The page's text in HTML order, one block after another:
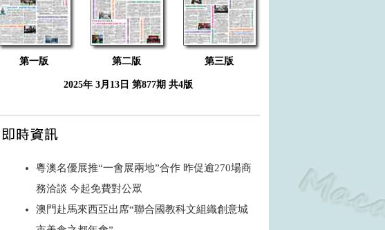
第一版 第二版 第三版
2025年 3月13日 第877期 共4版
粵澳名優展推“一會展兩地”合作 昨促逾270場商
務洽談 今起免費對公眾
澳門赴馬來西亞出席“聯合國教科文組織創意城